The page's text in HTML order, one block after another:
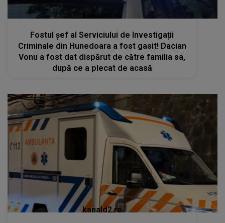
kanald2.ro
Fostul șef al Serviciului de Investigații
Criminale din Hunedoara a fost gasit! Dacian
Vonu a fost dat dispărut de către familia sa,
după ce a plecat de acasă
kanald2.ro